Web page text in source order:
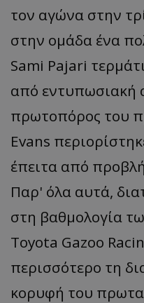
τον αγώνα στην
στην ομάδα ένα
Sami Pajari
από εντυπωσιακή
πρωτοπόρος του
Evans
έπειτα από
Παρ' όλα αυτά,
στη βαθμολογία
Toyota Gazoo
περισσότερο τη
κορυφή του